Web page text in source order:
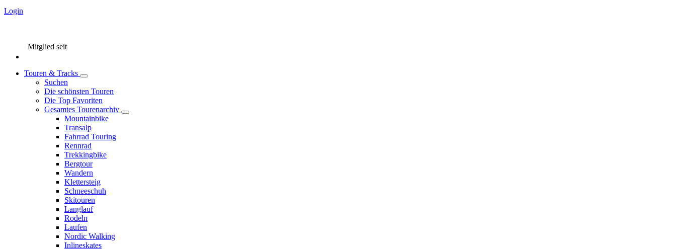
Login
Mitglied seit
Touren & Tracks
Suchen
Die schönsten Touren
Die Top Favoriten
Gesamtes Tourenarchiv
Mountainbike
Transalp
Fahrrad Touring
Rennrad
Trekkingbike
Bergtour
Wandern
Klettersteig
Schneeschuh
Skitouren
Langlauf
Rodeln
Laufen
Nordic Walking
Inlineskates